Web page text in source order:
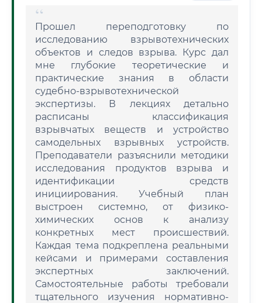
Прошел переподготовку по
исследованию взрывотехнических
объектов и следов взрыва. Курс дал
мне глубокие теоретические и
практические знания в области
судебно-взрывотехнической
экспертизы. В лекциях детально
расписаны классификация
взрывчатых веществ и устройство
самодельных взрывных устройств.
Преподаватели разъяснили методики
исследования продуктов взрыва и
идентификации средств
инициирования. Учебный план
выстроен системно, от физико-
химических основ к анализу
конкретных мест происшествий.
Каждая тема подкреплена реальными
кейсами и примерами составления
экспертных заключений.
Самостоятельные работы требовали
тщательного изучения нормативно-